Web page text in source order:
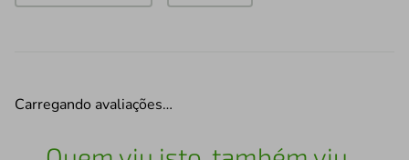
Carregando avaliações…